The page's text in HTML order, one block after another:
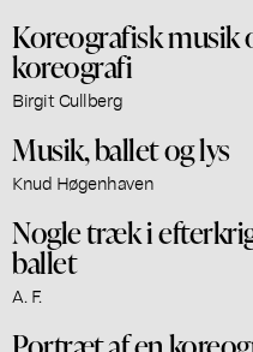
Koreografisk musik
koreografi
Birgit Cullberg
Musik, ballet og lys
Knud Høgenhaven
Nogle træk i
ballet
A. F.